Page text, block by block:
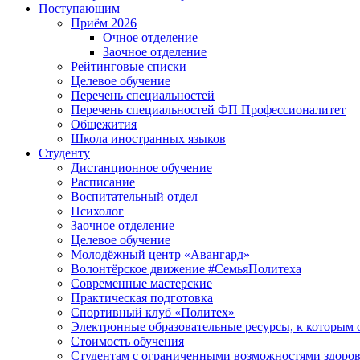
Поступающим
Приём 2026
Очное отделение
Заочное отделение
Рейтинговые списки
Целевое обучение
Перечень специальностей
Перечень специальностей ФП Профессионалитет
Общежития
Школа иностранных языков
Студенту
Дистанционное обучение
Расписание
Воспитательный отдел
Психолог
Заочное отделение
Целевое обучение
Молодёжный центр «Авангард»
Волонтёрское движение #СемьяПолитеха
Современные мастерские
Практическая подготовка
Спортивный клуб «Политех»
Электронные образовательные ресурсы, к которым
Стоимость обучения
Студентам с ограниченными возможностями